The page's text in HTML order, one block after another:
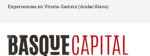
al
contenido
Experiencias en Vitoria-Gasteiz (Araba/Álava)